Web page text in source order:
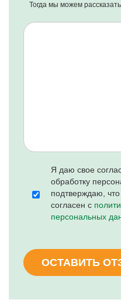
Тогда мы можем
Я даю свое
обработку
подтверждаю,
согласен с
персональных
ОСТАВИТЬ